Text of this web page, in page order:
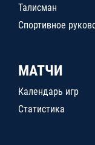
Талисман
Спортивное
МАТЧИ
Календарь игр
Статистика